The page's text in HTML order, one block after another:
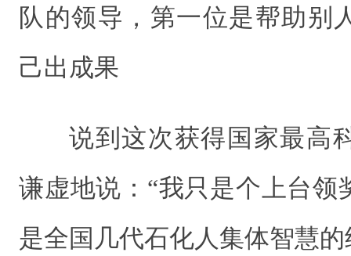
队的领导，第一位是帮助别
己出成果
说到这次获得国家最高
谦虚地说：“我只是个上台领
是全国几代石化人集体智慧的